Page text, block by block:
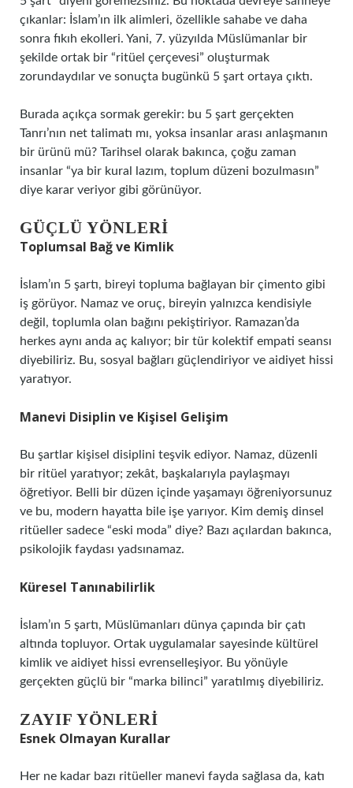
çıkanlar: İslam’ın ilk alimleri, özellikle sahabe ve daha
sonra fıkıh ekolleri. Yani, 7. yüzyılda Müslümanlar bir
şekilde ortak bir “ritüel çerçevesi” oluşturmak
zorundaydılar ve sonuçta bugünkü 5 şart ortaya çıktı.
Burada açıkça sormak gerekir: bu 5 şart gerçekten
Tanrı’nın net talimatı mı, yoksa insanlar arası anlaşmanın
bir ürünü mü? Tarihsel olarak bakınca, çoğu zaman
insanlar “ya bir kural lazım, toplum düzeni bozulmasın”
diye karar veriyor gibi görünüyor.
GÜÇLÜ YÖNLERI
Toplumsal Bağ ve Kimlik
İslam’ın 5 şartı, bireyi topluma bağlayan bir çimento gibi
iş görüyor. Namaz ve oruç, bireyin yalnızca kendisiyle
değil, toplumla olan bağını pekiştiriyor. Ramazan’da
herkes aynı anda aç kalıyor; bir tür kolektif empati seansı
diyebiliriz. Bu, sosyal bağları güçlendiriyor ve aidiyet hissi
yaratıyor.
Manevi Disiplin ve Kişisel Gelişim
Bu şartlar kişisel disiplini teşvik ediyor. Namaz, düzenli
bir ritüel yaratıyor; zekât, başkalarıyla paylaşmayı
öğretiyor. Belli bir düzen içinde yaşamayı öğreniyorsunuz
ve bu, modern hayatta bile işe yarıyor. Kim demiş dinsel
ritüeller sadece “eski moda” diye? Bazı açılardan bakınca,
psikolojik faydası yadsınamaz.
Küresel Tanınabilirlik
İslam’ın 5 şartı, Müslümanları dünya çapında bir çatı
altında topluyor. Ortak uygulamalar sayesinde kültürel
kimlik ve aidiyet hissi evrenselleşiyor. Bu yönüyle
gerçekten güçlü bir “marka bilinci” yaratılmış diyebiliriz.
ZAYIF YÖNLERI
Esnek Olmayan Kurallar
Her ne kadar bazı ritüeller manevi fayda sağlasa da, katı